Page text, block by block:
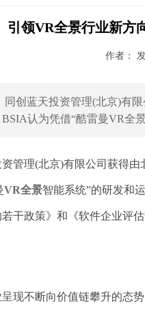
引领VR全景行业新方
作者：
同创蓝天投资管理(北京)有
认为凭借“酷雷曼VR全
管理(北京)有限公司获得
VR全景智能系统”的研发和
干政策》和《软件企业评
现不断向价值链攀升的态